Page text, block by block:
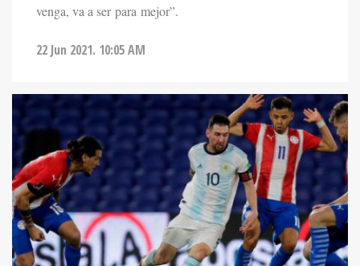
venga, va a ser para mejor”.
22 Jun 2021. 10:05 AM